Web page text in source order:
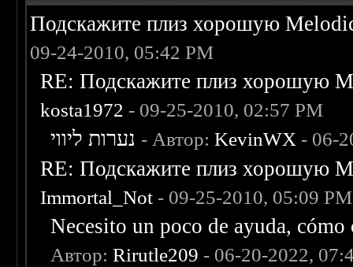
Подскажите плиз хорошую
09-24-2010, 05:42 PM
RE: Подскажите плиз хорошую
kosta1972 - 09-25-2010, 02:57 PM
נערות ליווי - Автор:KevinWX - 06-
RE: Подскажите плиз хорошую
Immortal_Not - 09-25-2010, 05:09 PM
Necesito un poco de ayuda,
Автор:Rirutle209 - 06-20-2022,